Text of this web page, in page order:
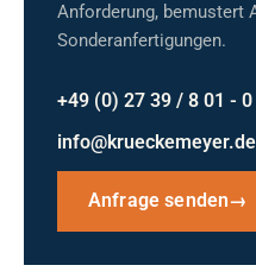
Anforderung, bemustert
Sonderanfertigungen.
+49 (0) 27 39 / 8 01 - 0
info@krueckemeyer.de
Anfrage senden→